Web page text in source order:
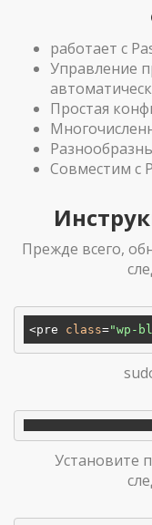
работает с
Управление
Простая
Совместим с
Прежде всего,
<pre class="wp-
Установите